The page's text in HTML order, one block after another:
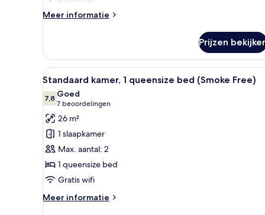
mindervaliden
Shower,
Smoke
Free)
laden
Meer informatie
Meer
kamer,
kingsize
bed,
toegankelijk
voor
mindervaliden
(Roll-
In
Shower,
Smoke
Prijzen
Alle
foto's
voor
Standaard
kamer,
queensize
bed
(Smoke
Free)
Een hotelkamer met een bed,
10
Standaard kamer, 1 queensize bed (Smoke Free)
7,87,8 van 10
Goed
7 beoordelingen
(7
beoordelingen)
26 m²
1 slaapkamer
Max. aantal: 2
1 queensize bed
Gratis wifi
Meer informatie
Meer